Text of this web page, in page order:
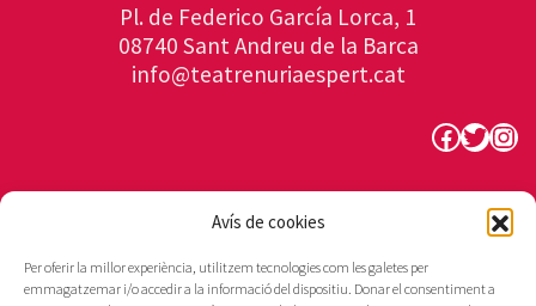
Avís de cookies
Per oferir la millor experiència, utilitzem tecnologies com les galetes per
emmagatzemar i/o accedir a la informació del dispositiu. Donar el consentiment a
Pl. de Federico García Lorca, 1
08740 Sant Andreu de la Barca
info@teatrenuriaespert.cat